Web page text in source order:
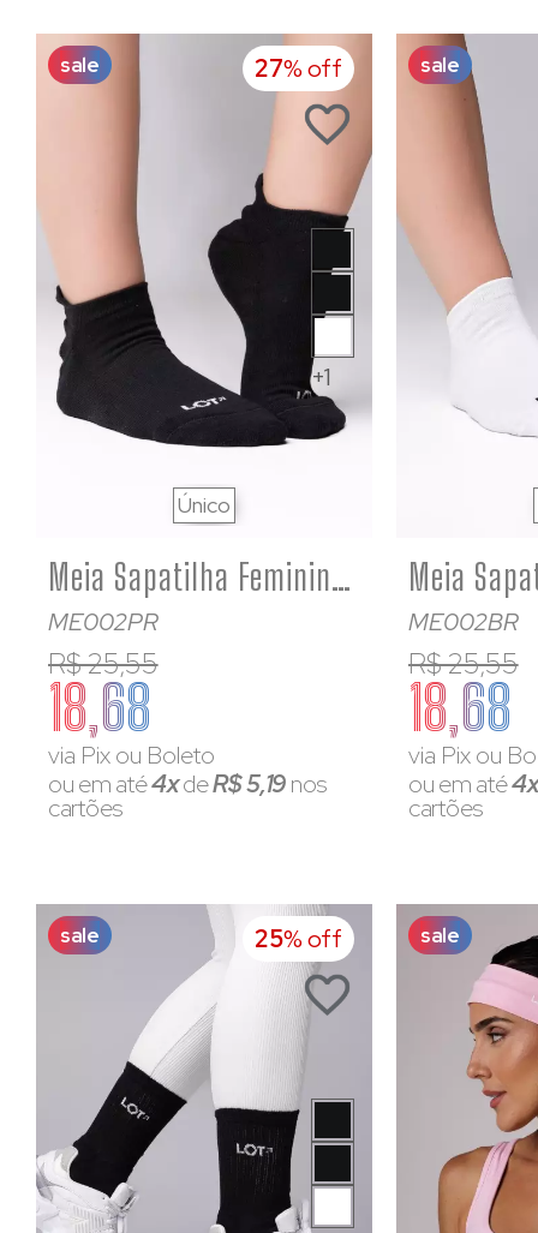
sale 27% off
+1
Meia Sapatilha Feminina Algodão Premium Atoalhada Preta
ME002PR
R$ 25,55
18,68
via Pix ou Boleto
ou em até4xdeR$ 5,19nos
cartões
Único
sale
ME002BR
R$ 25,55
18,68
via Pix ou
ou em até
cartões
sale 25% off sale